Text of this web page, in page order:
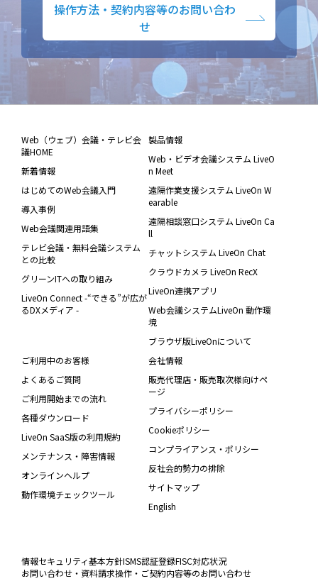
操作方法・契約内容等のお問い合わ
せ
Web（ウェブ）会議・テレビ会
議HOME
新着情報
はじめてのWeb会議入門
導入事例
Web会議関連用語集
テレビ会議・無料会議システム
との比較
グリーンITへの取り組み
LiveOn Connect -“できる”が広が
るDXメディア -
製品情報
Web・ビデオ会議システム LiveO
n Meet
遠隔作業支援システム LiveOn W
earable
遠隔相談窓口システム LiveOn Ca
ll
チャットシステム LiveOn Chat
クラウドカメラ LiveOn RecX
LiveOn連携アプリ
Web会議システムLiveOn 動作環
境
ブラウザ版LiveOnについて
ご利用中のお客様
よくあるご質問
ご利用開始までの流れ
各種ダウンロード
LiveOn SaaS版の利用規約
メンテナンス・障害情報
オンラインヘルプ
動作環境チェックツール
会社情報
販売代理店・販売取次様向けペ
ージ
プライバシーポリシー
Cookieポリシー
コンプライアンス・ポリシー
反社会的勢力の排除
サイトマップ
English
情報セキュリティ基本方針ISMS認証登録FISC対応状況
お問い合わせ・資料請求操作・ご契約内容等のお問い合わせ